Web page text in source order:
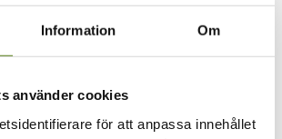
Information Om
använder cookies
för att anpassa innehållet